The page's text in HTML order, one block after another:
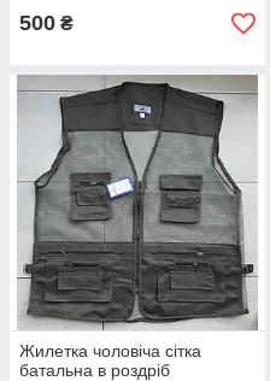
500 ₴
Жилетка чоловіча сітка
батальна в роздріб